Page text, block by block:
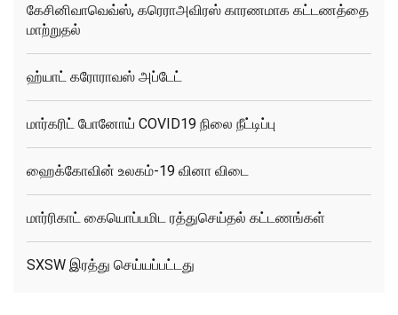
கேசினிவாவெவ்ஸ், கரெராஅவிரஸ் காரணமாக கட்டணத்தை
மாற்றுதல்
ஹ்யாட் கரோராவஸ் அப்டேட்
மார்கரிட் போனோய் COVID19 நிலை நீட்டிப்பு
ஹைக்கோவின் உலகம்-19 வினா விடை
மார்ரிகாட் கையொப்பமிட ரத்துசெய்தல் கட்டணங்கள்
SXSW இரத்து செய்யப்பட்டது